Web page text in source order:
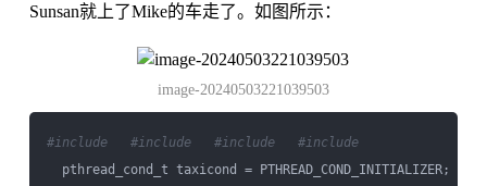
Sunsan就上了Mike的车走了。如图所示：
image-20240503221039503
#include #include #include
#include
pthread_cond_t taxicond = PTHREAD_COND_INITIALIZER;